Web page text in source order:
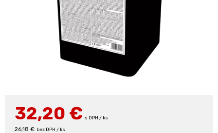
32,20 € s DPH / ks
26,18 € bez DPH / ks